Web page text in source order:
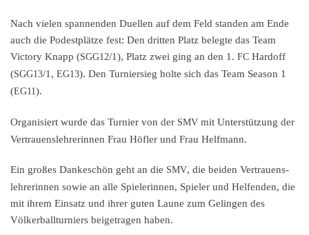
Nach vielen spannen­den Duellen auf dem Feld standen am Ende
auch die Podest­plät­ze fest: Den dritten Platz beleg­te das Team
Victo­ry Knapp (SGG12/1), Platz zwei ging an den 1. FC Hardoff
(SGG13/1, EG13). Den Turnier­sieg holte sich das Team Season 1
(EG11).
Organi­siert wurde das Turnier von der SMV mit Unter­stüt­zung der
Vertrau­ens­leh­re­rin­nen Frau Höfler und Frau Helfmann.
Ein großes Danke­schön geht an die SMV, die beiden Vertrau­ens­
leh­re­rin­nen sowie an alle Spiele­rin­nen, Spieler und Helfen­den, die
mit ihrem Einsatz und ihrer guten Laune zum Gelin­gen des
Völker­ball­tur­niers beigetra­gen haben.